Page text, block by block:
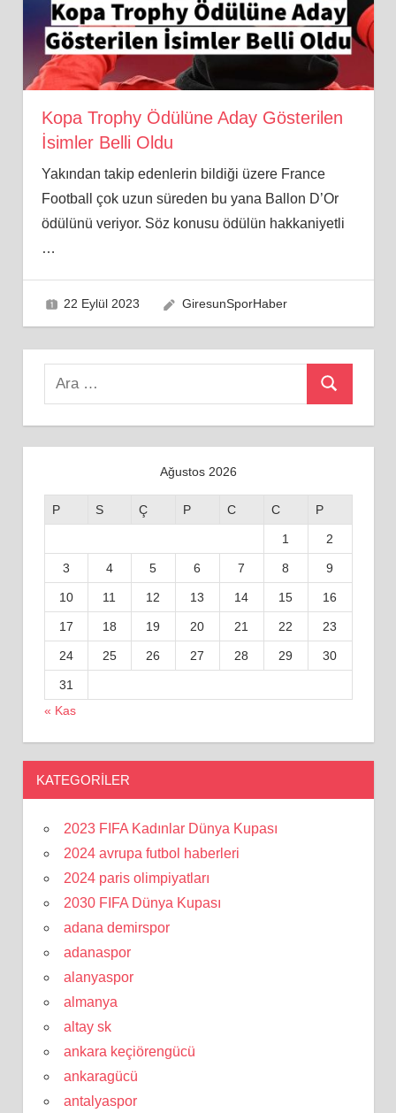
Kopa Trophy Ödülüne Aday Gösterilen
İsimler Belli Oldu
Yakından takip edenlerin bildiği üzere France
Football çok uzun süreden bu yana Ballon D’Or
ödülünü veriyor. Söz konusu ödülün hakkaniyetli
…
22 Eylül 2023 GiresunSporHaber
Search
Ara
Ağustos 2026
P S Ç P C C P
1 2
3 4 5 6 7 8 9
10 11 12 13 14 15 16
17 18 19 20 21 22 23
24 25 26 27 28 29 30
31
« Kas
KATEGORILER
2023 FIFA Kadınlar Dünya Kupası
2024 avrupa futbol haberleri
2024 paris olimpiyatları
2030 FIFA Dünya Kupası
adana demirspor
adanaspor
alanyaspor
almanya
altay sk
ankara keçiörengücü
ankaragücü
antalyaspor